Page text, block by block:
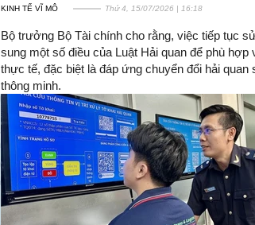
KINH TẾ VĨ MÔ Thứ 4, 15/07/2026 | 16:18
Bộ trưởng Bộ Tài chính cho rằng, việc tiếp tục
sung một số điều của Luật Hải quan để phù hợp
thực tế, đặc biệt là đáp ứng chuyển đổi hải quan
thông minh.